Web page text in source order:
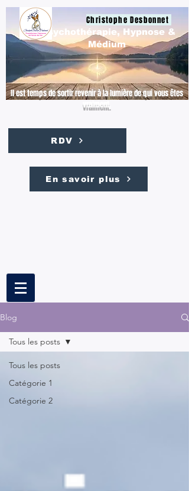
Christophe Desbonnet
Il est temps de sortir revenir à la lumière de qui vous êtes
vraiment.
Psychothérapie, Hypnose &
Médium
RDV
En savoir plus
Blog
Tous les posts
Catégorie 1
Catégorie 2
Tous les posts